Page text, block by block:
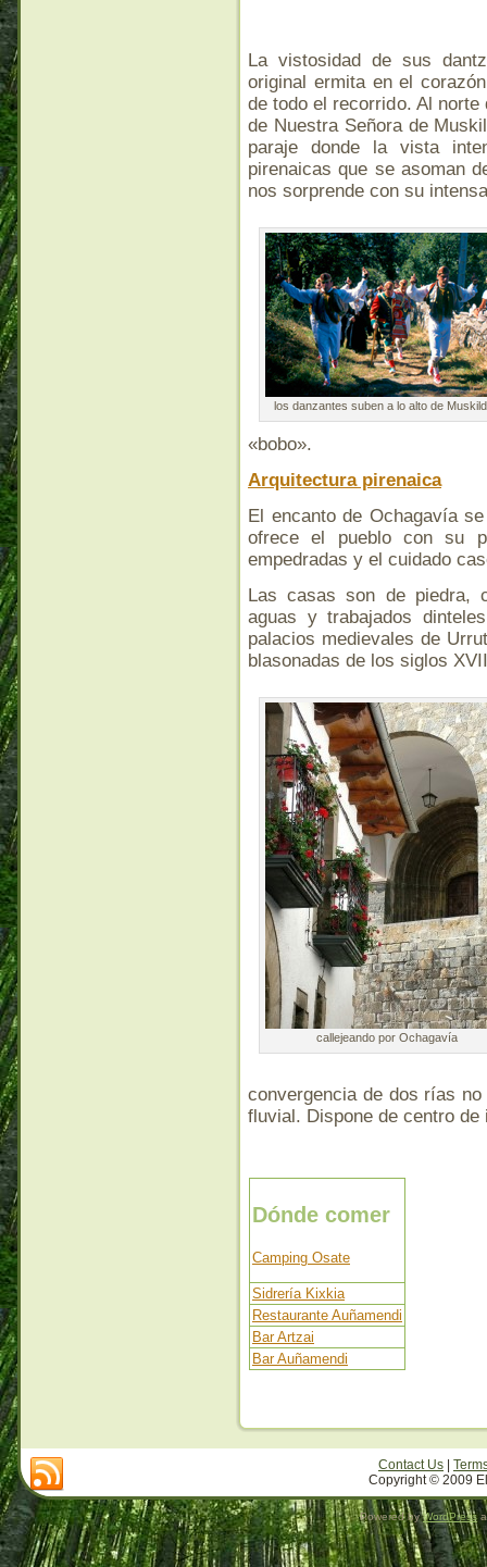
La vistosidad de sus
original ermita en el
de todo el recorrido. Al
de Nuestra Señora de
paraje donde la vista
pirenaicas que se asoman
nos sorprende con su
los danzantes suben a lo alto de
«bobo».
Arquitectura pirenaica
El encanto de Ochagavía
ofrece el pueblo con su
empedradas y el cuidado
Las casas son de piedra,
aguas y trabajados
palacios medievales de
blasonadas de los siglos
callejeando por Ochagavía
convergencia de dos rías
fluvial. Dispone de centro
Dónde comer
Camping Osate
Sidrería Kixkia
Restaurante Auñamendi
Bar Artzai
Bar Auñamendi
Contact Us
Copyright © 2009
Powered byWordPress